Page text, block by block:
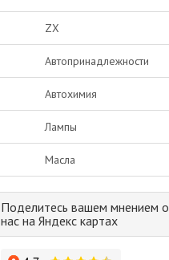
ZX
Автопринадлежности
Автохимия
Лампы
Масла
Поделитесь вашем мнением о
нас на Яндекс картах